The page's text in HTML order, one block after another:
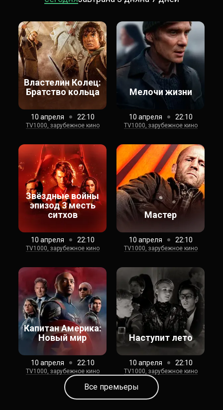
Властелин Колец:
Братство кольца
10 апреля 22:10
TV1000, зарубежное кино
Мелочи жизни
10 апреля 22:10
TV1000, зарубежное кино
Звёздные войны
эпизод 3 месть
ситхов
10 апреля 22:10
TV1000, зарубежное кино
Мастер
10 апреля 22:10
TV1000, зарубежное кино
Капитан Америка:
Новый мир
10 апреля 22:10
TV1000, зарубежное кино
Наступит лето
10 апреля 22:10
TV1000, зарубежное кино
Все премьеры